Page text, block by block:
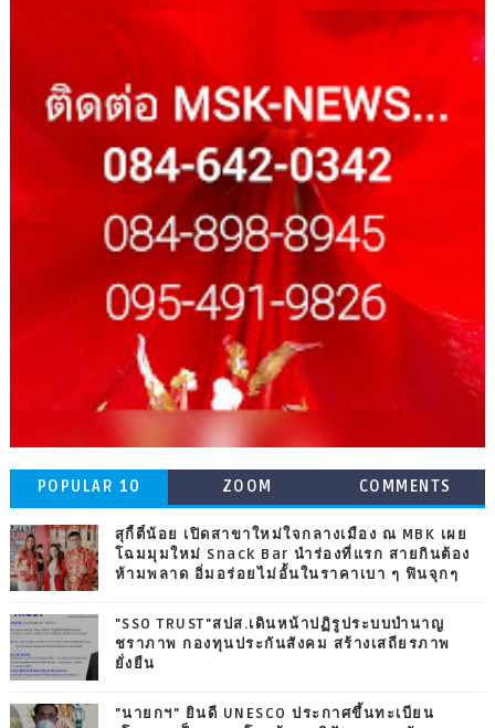
POPULAR 10 ZOOM COMMENTS
สุกี้ตี๋น้อย เปิดสาขาใหม่ใจกลางเมือง ณ MBK เผย
โฉมมุมใหม่ Snack Bar นำร่องที่แรก สายกินต้อง
ห้ามพลาด อิ่มอร่อยไม่อั้นในราคาเบา ๆ ฟินจุกๆ
"SSO TRUST"สปส.เดินหน้าปฏิรูประบบบำนาญ
ชราภาพ กองทุนประกันสังคม สร้างเสถียรภาพ
ยั่งยืน
"นายกฯ" ยินดี UNESCO ประกาศขึ้นทะเบียน